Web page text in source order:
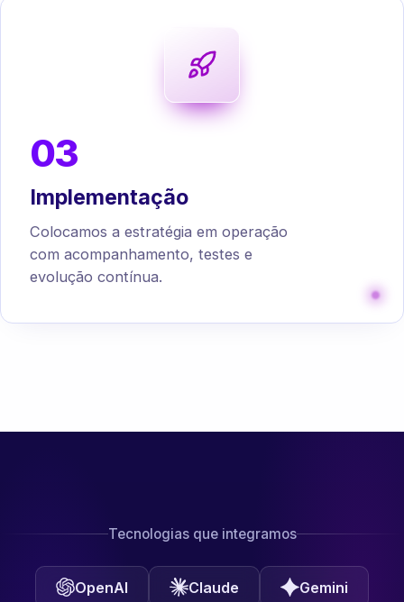
03
Implementação
Colocamos a estratégia em operação
com acompanhamento, testes e
evolução contínua.
Tecnologias que integramos
OpenAI Claude Gemini